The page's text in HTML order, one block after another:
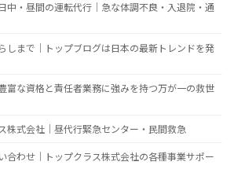
中・昼間の運転代行｜急な体調不良・入退院・通
しまで｜トップブログは日本の最新トレンドを発
富な資格と責任者業務に強みを持つ万が一の救世
株式会社｜昼代行緊急センター・民間救急
合わせ｜トップクラス株式会社の各種事業サポー